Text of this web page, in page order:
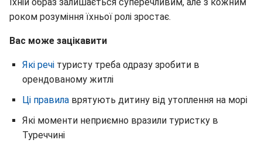
роком розуміння їхньої ролі зростає.
Вас може зацікавити
Які речі туристу треба одразу зробити в
орендованому житлі
Ці правила врятують дитину від утоплення на морі
Які моменти неприємно вразили туристку в
Туреччині